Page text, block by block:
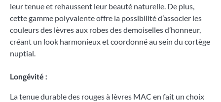
leur tenue et rehaussent leur beauté naturelle. De plus,
cette gamme polyvalente offre la possibilité d’associer les
couleurs des lèvres aux robes des demoiselles d’honneur,
créant un look harmonieux et coordonné au sein du cortège
nuptial.
Longévité :
La tenue durable des rouges à lèvres MAC en fait un choix